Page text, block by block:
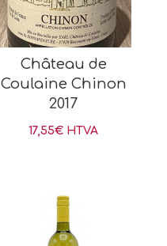
Château de
Coulaine Chinon
2017
17,55€ HTVA